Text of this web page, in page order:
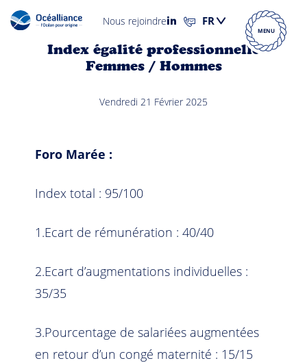
Nous rejoindre
MENU
Index égalité professionnelle
Femmes / Hommes
Vendredi 21 Février 2025
Foro Marée :
Index total : 95/100
1.Ecart de rémunération : 40/40
2.Ecart d’augmentations individuelles :
35/35
3.Pourcentage de salariées augmentées
en retour d’un congé maternité : 15/15